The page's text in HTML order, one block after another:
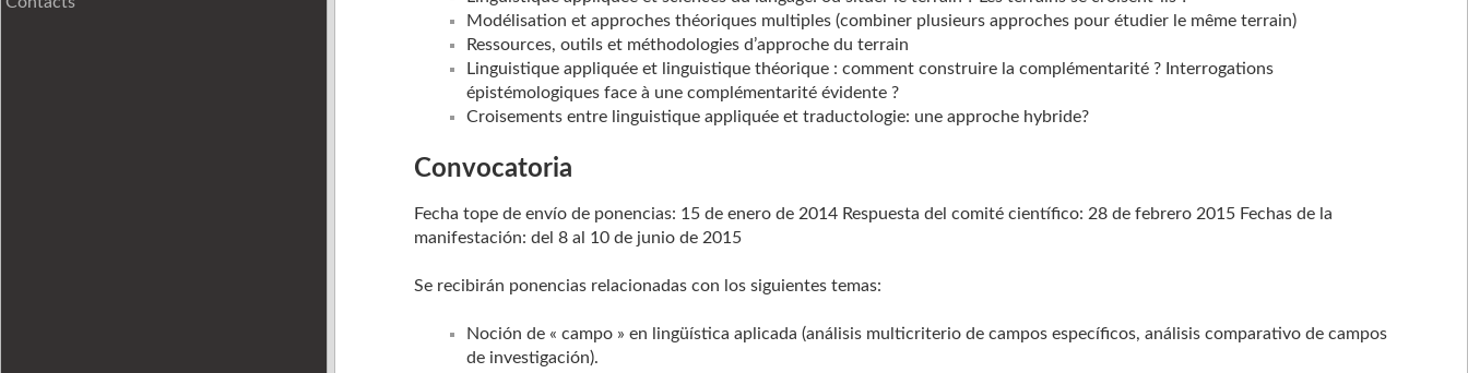
Modélisation et approches théoriques multiples (combiner plusieurs approches pour étudier le même terrain)
Ressources, outils et méthodologies d’approche du terrain
Linguistique appliquée et linguistique théorique : comment construire la complémentarité ? Interrogations
épistémologiques face à une complémentarité évidente ?
Croisements entre linguistique appliquée et traductologie: une approche hybride?
Convocatoria
Fecha tope de envío de ponencias: 15 de enero de 2014 Respuesta del comité científico: 28 de febrero 2015 Fechas de la
manifestación: del 8 al 10 de junio de 2015
Se recibirán ponencias relacionadas con los siguientes temas:
Noción de « campo » en lingüística aplicada (análisis multicriterio de campos específicos, análisis comparativo de campos
de investigación).